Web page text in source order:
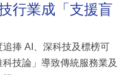
行業成「支援盲
捧 AI、深科技及標榜可
技論」導致傳統服務業及